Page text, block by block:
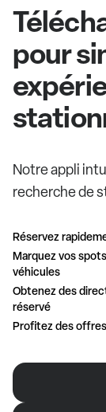
pour
Notre appli
recherche de
Réservez
Marquez vos
véhicules
Obtenez des
réservé
Profitez des